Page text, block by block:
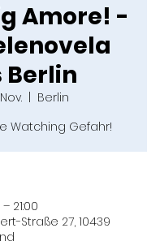
Amore! -
Berlin
  |
Berlin
Watching Gefahr!
21:00
Straße 27, 10439